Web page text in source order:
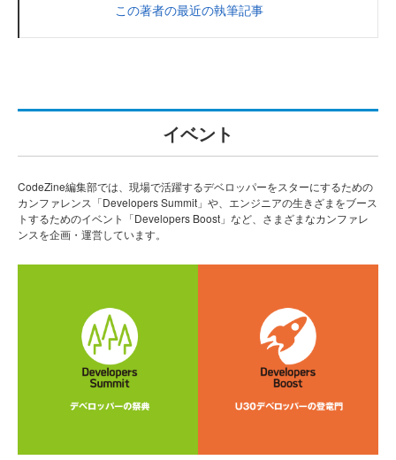
この著者の最近の執筆記事
イベント
CodeZine編集部では、現場で活躍するデベロッパーをスターにするための
カンファレンス「Developers Summit」や、エンジニアの生きざまをブース
トするためのイベント「Developers Boost」など、さまざまなカンファレ
ンスを企画・運営しています。